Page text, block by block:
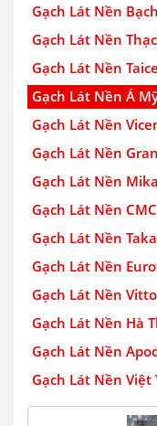
Gạch Lát Nền
Gạch Lát Nền
Gạch Lát Nền
Gạch Lát Nền Á
Gạch Lát Nền
Gạch Lát Nền
Gạch Lát Nền
Gạch Lát Nền
Gạch Lát Nền
Gạch Lát Nền
Gạch Lát Nền
Gạch Lát Nền Hà
Gạch Lát Nền
Gạch Lát Nền Việt